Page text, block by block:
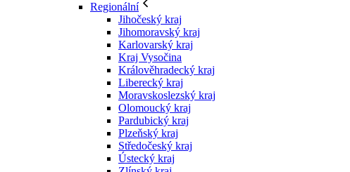
Regionální
Jihočeský kraj
Jihomoravský kraj
Karlovarský kraj
Kraj Vysočina
Králověhradecký kraj
Liberecký kraj
Moravskoslezský kraj
Olomoucký kraj
Pardubický kraj
Plzeňský kraj
Středočeský kraj
Ústecký kraj